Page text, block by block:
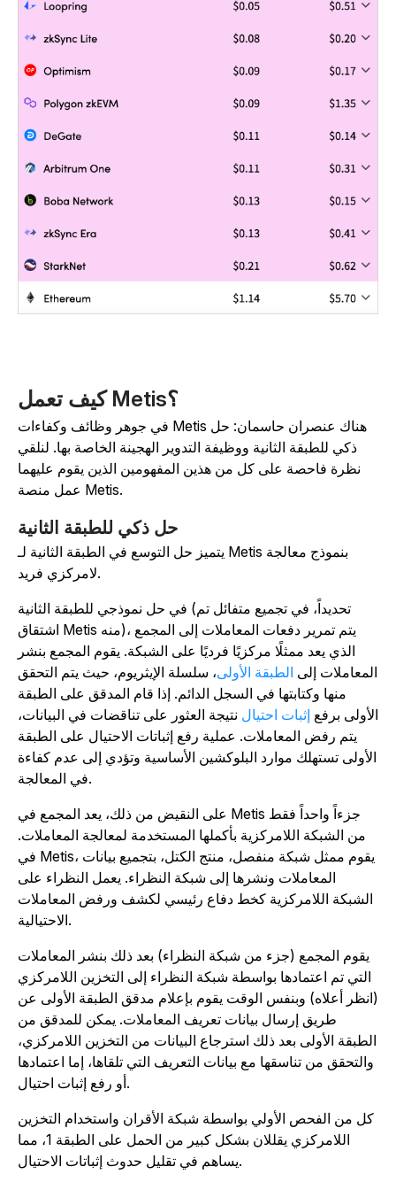
في جوهر وظائف وكفاءات Metis هناك عنصران حاسمان: حل
ذكي للطبقة الثانية ووظيفة التدوير الهجينة الخاصة بها. لنلقي
نظرة فاحصة على كل من هذين المفهومين الذين يقوم عليهما
عمل منصة Metis.
حل ذكي للطبقة الثانية
يتميز حل التوسع في الطبقة الثانية لـ Metis بنموذج معالجة
في حل نموذجي للطبقة الثانية (تحديداً، في تجميع متفائل تم
اشتقاق Metis منه)، يتم تمرير دفعات المعاملات إلى المجمع
الذي يعد ممثلًا مركزيًا فرديًا على الشبكة. يقوم المجمع بنشر
إلىالطبقة الأولى، سلسلة الإيثريوم، حيث يتم التحقق
منها وكتابتها في السجل الدائم. إذا قام المدقق على الطبقة
برفع إثبات احتيالنتيجة العثور على تناقضات في البيانات،
يتم رفض المعاملات. عملية رفع إثباتات الاحتيال على الطبقة
تستهلك موارد البلوكشين الأساسية وتؤدي إلى عدم كفاءة
على النقيض من ذلك، يعد المجمع في Metis جزءاً واحداً فقط
من الشبكة اللامركزية بأكملها المستخدمة لمعالجة المعاملات.
في Metis، يقوم ممثل شبكة منفصل، منتج الكتل، بتجميع بيانات
المعاملات ونشرها إلى شبكة النظراء. يعمل النظراء على
الشبكة اللامركزية كخط دفاع رئيسي لكشف ورفض المعاملات
يقوم المجمع (جزء من شبكة النظراء) بعد ذلك بنشر المعاملات
التي تم اعتمادها بواسطة شبكة النظراء إلى التخزين اللامركزي
أعلاه) وبنفس الوقت يقوم بإعلام مدقق الطبقة الأولى عن
طريق إرسال بيانات تعريف المعاملات. يمكن للمدقق من
الأولى بعد ذلك استرجاع البيانات من التخزين اللامركزي،
والتحقق من تناسقها مع بيانات التعريف التي تلقاها، إما اعتمادها
كل من الفحص الأولي بواسطة شبكة الأقران واستخدام التخزين
اللامركزي يقللان بشكل كبير من الحمل على الطبقة 1، مما